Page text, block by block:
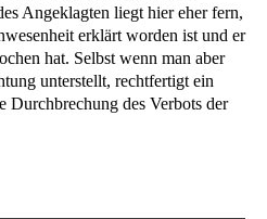
Angeklagten liegt hier eher fern,
erklärt worden ist und er
hat. Selbst wenn man aber
unterstellt, rechtfertigt ein
Durchbrechung des Verbots der